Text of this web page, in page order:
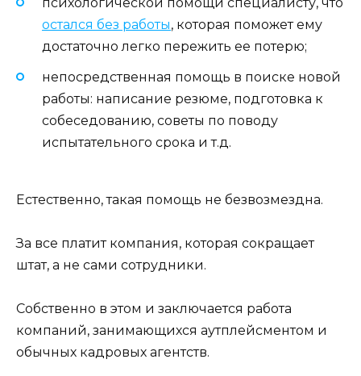
остался без работы, которая поможет ему
достаточно легко пережить ее потерю;
непосредственная помощь в поиске новой
работы: написание резюме, подготовка к
собеседованию, советы по поводу
испытательного срока и т.д.
Естественно, такая помощь не безвозмездна.
За все платит компания, которая сокращает
штат, а не сами сотрудники.
Собственно в этом и заключается работа
компаний, занимающихся аутплейсментом и
обычных кадровых агентств.